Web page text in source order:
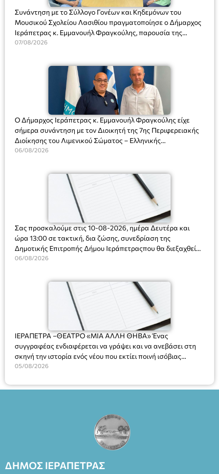
Συνάντηση με το Σύλλογο Γονέων και Κηδεμόνων του
Μουσικού Σχολείου Λασιθίου πραγματοποίησε ο Δήμαρχος
Ιεράπετρας κ. Εμμανουήλ Φραγκούλης, παρουσία της
Διευθύντριας του σχολείου κας Μαριάννας Χαΐτα.
07/08/2026
Ο Δήμαρχος Ιεράπετρας κ. Εμμανουήλ Φραγκούλης είχε
σήμερα συνάντηση με τον Διοικητή της 7ης Περιφερειακής
Διοίκησης του Λιμενικού Σώματος – Ελληνικής
Ακτοφυλακής (Λ.Σ.-ΕΛ.ΑΚΤ.), Αρχιπλοίαρχο Λ.Σ. κ. Ιωάννη
06/08/2026
Σας προσκαλούμε στις 10-08-2026, ημέρα Δευτέρα και
ώρα 13:00 σε τακτική, δια ζώσης, συνεδρίαση της
Δημοτικής Επιτροπής Δήμου Ιεράπετραςπου θα διεξαχθεί
στο Δημοτικό Κατάστημα, Δημοκρατίας 31 στην αίθουσα
και λήψη αποφάσεων στα παρακάτω θέματα:
06/08/2026
ΙΕΡΑΠΕΤΡΑ –ΘΕΑΤΡΟ «ΜΙΑ ΑΛΛΗ ΘΗΒΑ» Ένας
συγγραφέας ενδιαφέρεται να γράψει και να ανεβάσει στη
σκηνή την ιστορία ενός νέου που εκτίει ποινή ισόβιας
κάθειρξης για πατροκτονία. Ένα πολυβραβευμένο έργο για
ασθένεια, τον ερωτισμό. Ένα έργο αινιγματικό, συγκινητικό,
έργο, ενώ η παράσταση έχει καθιερωθεί ως σημαντικό
θεατρικό γεγονός χάρη στις εξαιρετικές ερμηνείες του
Θάνου Λέκκα στον ρόλο του Συγγραφέα και του Δημήτρη
Καπουράνη, νικητή του βραβείου Δημήτρης Χορν 2022-
Φεδερίκο. Σκηνοθεσία: Βαγγέλης Θεοδωρόπουλος Είσοδος: :
05/08/2026
ΔΗΜΟΣ ΙΕΡΑΠΕΤΡΑΣ